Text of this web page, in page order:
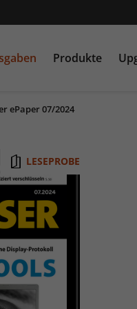
Produkte
ePaper 07/2024
LESEPROBE